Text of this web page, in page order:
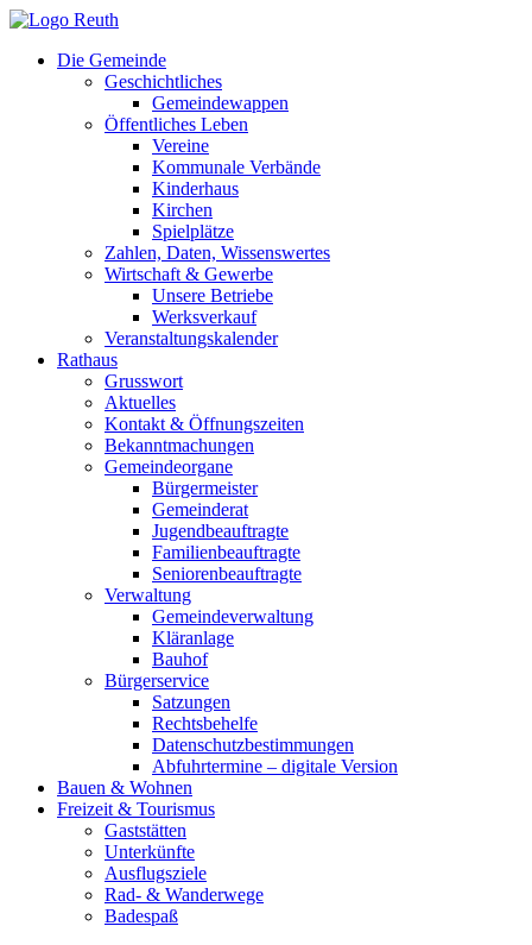
Zum
springenDie Gemeinde
Geschichtliches
Gemeindewappen
Öffentliches Leben
Vereine
Kommunale Verbände
Kinderhaus
Kirchen
Spielplätze
Zahlen, Daten, Wissenswertes
Wirtschaft & Gewerbe
Unsere Betriebe
Werksverkauf
Veranstaltungskalender
Rathaus
Grusswort
Aktuelles
Kontakt & Öffnungszeiten
Bekanntmachungen
Gemeindeorgane
Bürgermeister
Gemeinderat
Jugendbeauftragte
Familienbeauftragte
Seniorenbeauftragte
Verwaltung
Gemeindeverwaltung
Kläranlage
Bauhof
Bürgerservice
Satzungen
Rechtsbehelfe
Datenschutzbestimmungen
Abfuhrtermine – digitale Version
Bauen & Wohnen
Freizeit & Tourismus
Gaststätten
Unterkünfte
Ausflugsziele
Rad- & Wanderwege
Badespaß